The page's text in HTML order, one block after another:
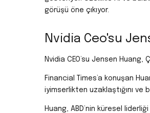
görüşü öne çıkıyor.
Nvidia Ceo'su
Nvidia CEO’su Jensen Huang,
Financial Times’a konuşan
iyimserlikten uzaklaştığını ve
Huang, ABD’nin küresel